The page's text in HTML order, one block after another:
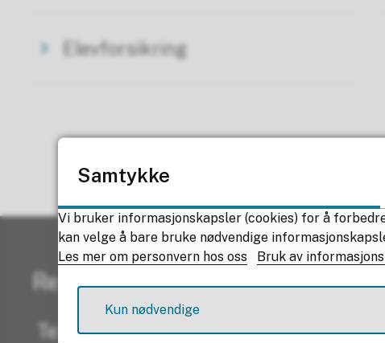
Elevforsikring
Resepsjonen
Telefon
Samtykke
Vi bruker informasjonskapsler (cookies) for å
kan velge å bare bruke nødvendige
Les mer om personvern hos oss
Bruk av
Kun nødvendige